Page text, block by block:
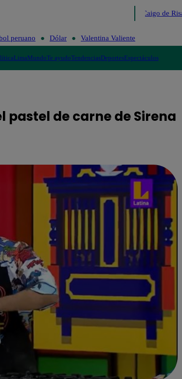
Me Caigo de Risa
peruano Dólar Valentina Valiente
LimaMundoTe ayudoTendenciasDeportesEspectáculos
pastel de carne de Sirena